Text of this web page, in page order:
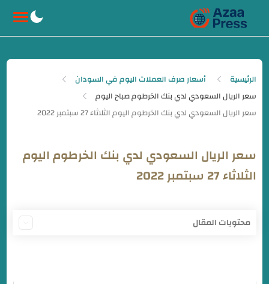
الرئيسية
أسعار صرف العملات اليوم في السودان
سعر الريال السعودي لدي بنك الخرطوم صباح اليوم
سعر الريال السعودي لدي بنك الخرطوم اليوم
الثلاثاء 27 سبتمبر 2022
محتويات المقال